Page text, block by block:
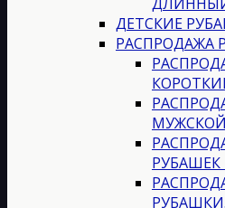
ДЕТСКИЕ
РАСПРОДАЖА
РУБАШКИ.